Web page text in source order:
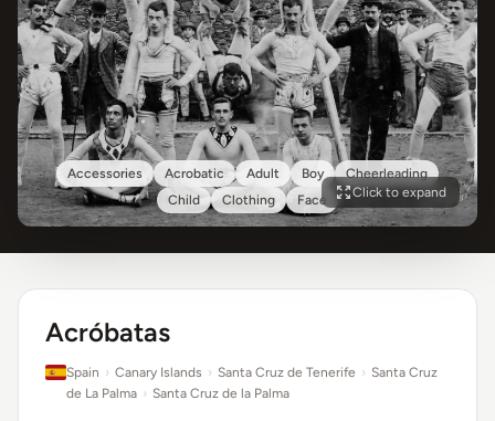
Accessories Acrobatic Adult Boy
Cheerleading
Child
Clothing Face Click to expand
Acróbatas
Spain › Canary Islands › Santa Cruz de Tenerife › Santa Cruz
de La Palma › Santa Cruz de la Palma